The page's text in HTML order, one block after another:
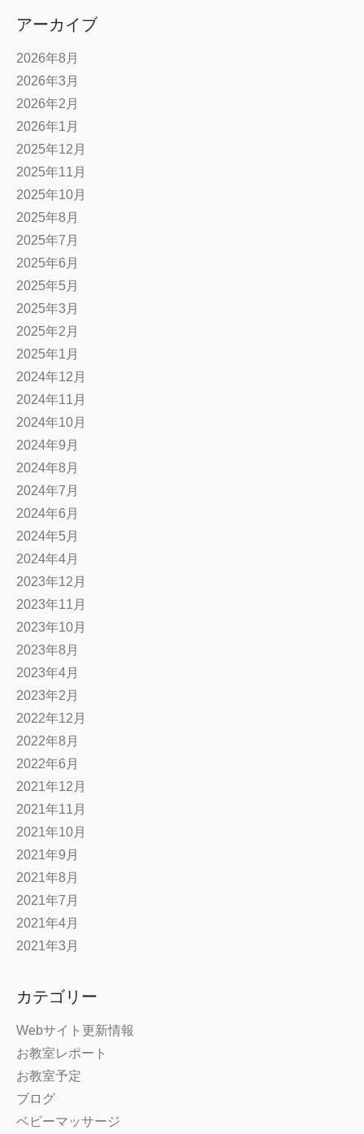
アーカイブ
2026年8月
2026年3月
2026年2月
2026年1月
2025年12月
2025年11月
2025年10月
2025年8月
2025年7月
2025年6月
2025年5月
2025年3月
2025年2月
2025年1月
2024年12月
2024年11月
2024年10月
2024年9月
2024年8月
2024年7月
2024年6月
2024年5月
2024年4月
2023年12月
2023年11月
2023年10月
2023年8月
2023年4月
2023年2月
2022年12月
2022年8月
2022年6月
2021年12月
2021年11月
2021年10月
2021年9月
2021年8月
2021年7月
2021年4月
2021年3月
カテゴリー
Webサイト更新情報
お教室レポート
お教室予定
ブログ
ベビーマッサージ